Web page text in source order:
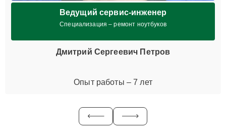
Ведущий сервис-инженер
Специализация – ремонт ноутбуков
Дмитрий Сергеевич Петров
Опыт работы – 7 лет